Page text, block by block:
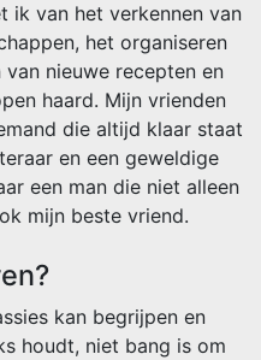
ik van het verkennen van
het organiseren
nieuwe recepten en
haard. Mijn vrienden
die altijd klaar staat
en een geweldige
een man die niet alleen
mijn beste vriend.
kan begrijpen en
houdt, niet bang is om